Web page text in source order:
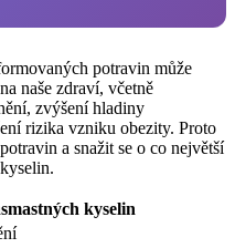
potravin může
naše zdraví, včetně
zvýšení hladiny
rizika vzniku obezity. Proto
a snažit se o co největší
kyselin